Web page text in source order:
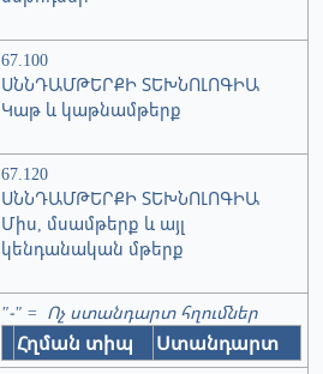
67.100
ՍՆՆԴԱՄԹԵՐՔԻ ՏԵԽՆՈԼՈԳԻԱ
Կաթ և կաթնամթերք
67.120
ՍՆՆԴԱՄԹԵՐՔԻ ՏԵԽՆՈԼՈԳԻԱ
Միս, մսամթերք և այլ
կենդանական մթերք
"-" = Ոչ ստանդարտ հղումներ
Հղման տիպ Ստանդարտ